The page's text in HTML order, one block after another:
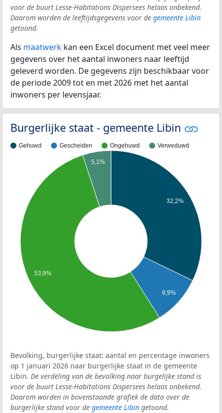
voor de buurt Lesse-Habitations Dispersees helaas onbekend.
Daarom worden de leeftijdsgegevens voor de gemeente Libin
getoond.
Als maatwerk kan een Excel document met veel meer
gegevens over het aantal inwoners naar leeftijd
geleverd worden. De gegevens zijn beschikbaar voor
de periode 2009 tot en met 2026 met het aantal
inwoners per levensjaar.
Burgerlijke staat - gemeente Libin
Gehuwd Gescheiden Ongehuwd Verweduwd
32,2%
8,9%
5,1%
53,9%
Bevolking, burgerlijke staat: aantal en percentage inwoners
op 1 januari 2026 naar burgerlijke staat in de gemeente
Libin. De verdeling van de bevolking naar burgelijke stand is
voor de buurt Lesse-Habitations Dispersees helaas onbekend.
Daarom worden in bovenstaande grafiek de data over de
burgerlijke stand voor de gemeente Libin getoond.